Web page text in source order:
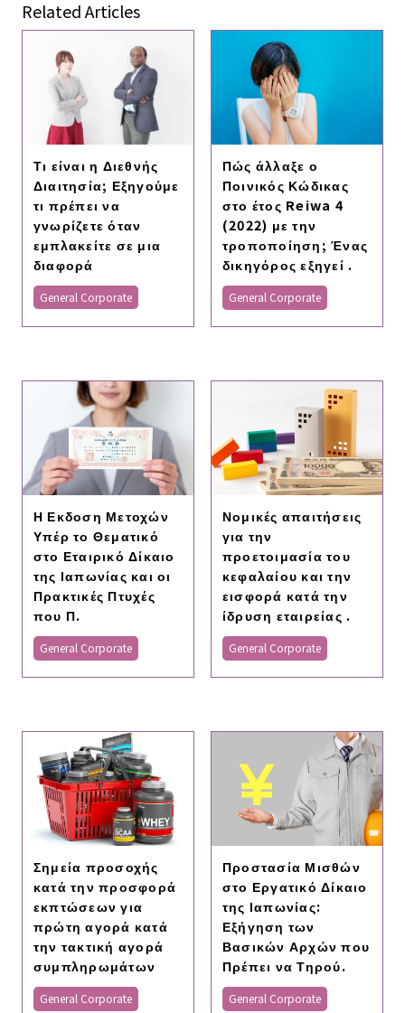
Related Articles
Τι είναι η Διεθνής
Διαιτησία; Εξηγούμε
τι πρέπει να
γνωρίζετε όταν
εμπλακείτε σε μια
διαφορά
General Corporate
Πώς άλλαξε ο
Ποινικός Κώδικας
στο έτος Reiwa 4
(2022) με την
τροποποίηση; Ένας
δικηγόρος εξηγεί .
General Corporate
Η Εκδοση Μετοχών
Υπέρ το Θεματικό
στο Εταιρικό Δίκαιο
της Ιαπωνίας και οι
Πρακτικές Πτυχές
που Π.
General Corporate
Νομικές απαιτήσεις
για την
προετοιμασία του
κεφαλαίου και την
εισφορά κατά την
ίδρυση εταιρείας .
General Corporate
Σημεία προσοχής
κατά την προσφορά
εκπτώσεων για
πρώτη αγορά κατά
την τακτική αγορά
συμπληρωμάτων
General Corporate
Προστασία Μισθών
στο Εργατικό Δίκαιο
της Ιαπωνίας:
Εξήγηση των
Βασικών Αρχών που
Πρέπει να Τηρού.
General Corporate